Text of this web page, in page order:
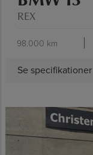
REX
98.000 km
Se specifikationer